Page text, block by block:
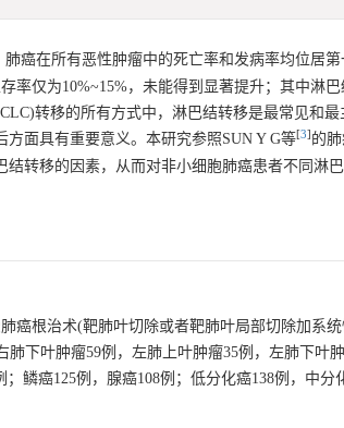
癌在所有恶性肿瘤中的死亡率和发病率均位居第
率仅为10%~15%，未能得到显著提升；其中淋
转移的所有方式中，淋巴结转移是最常见和
面具有重要意义。本研究参照SUN Y G等[3] 的
转移的因素，从而对非小细胞肺癌患者不同淋
癌根治术(靶肺叶切除或者靶肺叶局部切除加系
下叶肿瘤59例，左肺上叶肿瘤35例，左肺下叶
鳞癌125例，腺癌108例；低分化癌138例，中分